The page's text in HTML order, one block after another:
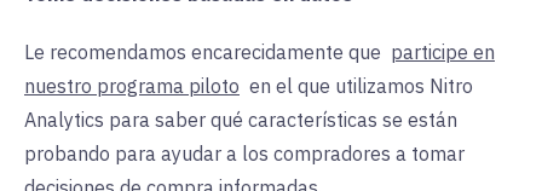
Le recomendamos encarecidamente que participe en
nuestro programa piloto en el que utilizamos Nitro
Analytics para saber qué características se están
probando para ayudar a los compradores a tomar